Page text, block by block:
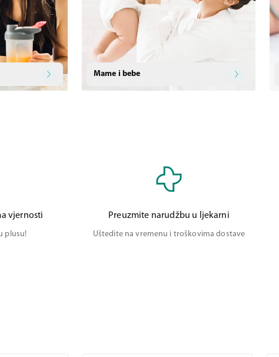
Mame i bebe
vjernosti
plusu!
Preuzmite narudžbu u ljekarni
Uštedite na vremenu i troškovima dostave